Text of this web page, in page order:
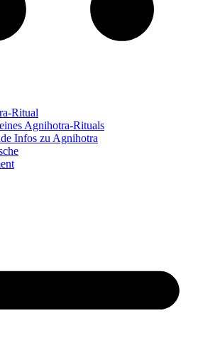
Ritual
Agnihotra-Rituals
Infos zu Agnihotra